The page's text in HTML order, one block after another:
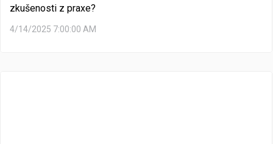
zkušenosti z praxe?
4/14/2025 7:00:00 AM